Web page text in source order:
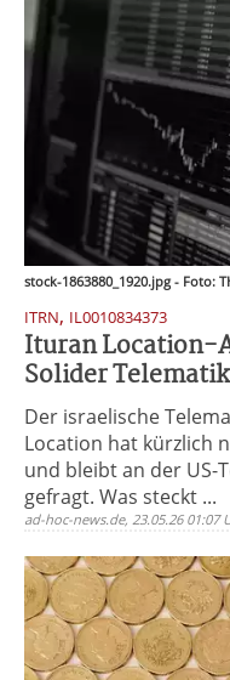
stock-1863880_1920.jpg - Foto:
ITRN, IL0010834373
Ituran Location-
Solider
Der israelische
Location hat kürzlich
und bleibt an der US-
gefragt. Was steckt ...
ad-hoc-news.de, 23.05.26 01:07